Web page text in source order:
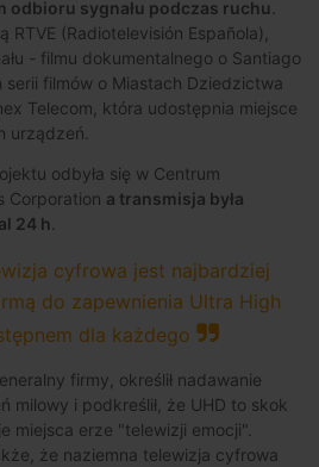
odbioru sygnału podczas ruchu
RTVE (Radiotelevisión Española),
- filmu dokumentalnego o Santiago
serii filmów o Miastach Dziedzictwa
Telecom, która udostępnia miejsce
urządzeń.
odbyła się w Centrum
Corporation a transmisja była
24 h
cyfrowa jest najbardziej
do zapewnienia Ultra High
dla każdego
firmy, określił nadawanie
milowy i podkreślił, że UHD to skok
miejsca erze "telewizji emocji".
że naziemna telewizja cyfrowa